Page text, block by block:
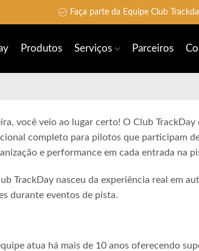
Faça parte da Equipe Club
Produtos Serviços Parceiros
você veio ao lugar certo! O Club TrackDay
completo para pilotos que participam
e performance em cada entrada na
TrackDay nasceu da experiência real em
durante eventos de pista.
atua há mais de 10 anos oferecendo